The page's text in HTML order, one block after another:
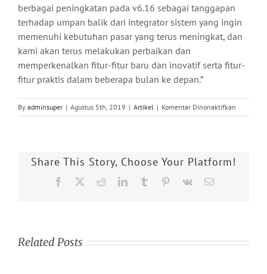
berbagai peningkatan pada v6.16 sebagai tanggapan
terhadap umpan balik dari integrator sistem yang ingin
memenuhi kebutuhan pasar yang terus meningkat, dan
kami akan terus melakukan perbaikan dan
memperkenalkan fitur-fitur baru dan inovatif serta fitur-
fitur praktis dalam beberapa bulan ke depan.”
By adminsuper | Agustus 5th, 2019 | Artikel | Komentar Dinonaktifkan
Wavestore
Share This Story, Choose Your Platform!
Facebook RedditLinkedInTumblr Pinterest
Vk Email
Related Posts